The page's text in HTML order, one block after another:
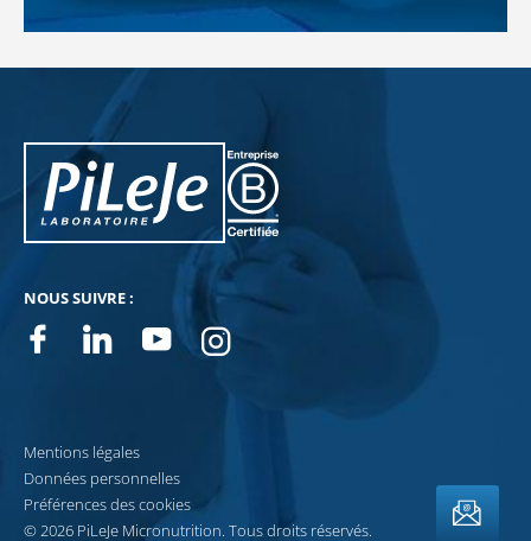
PiLeJe : informations complémentaires
NOUS SUIVRE :
Facebook
Linkedin
YoutubeInstagram
Mentions légales
Données personnelles
Préférences des cookies
© 2026 PiLeJe Micronutrition. Tous droits réservés.